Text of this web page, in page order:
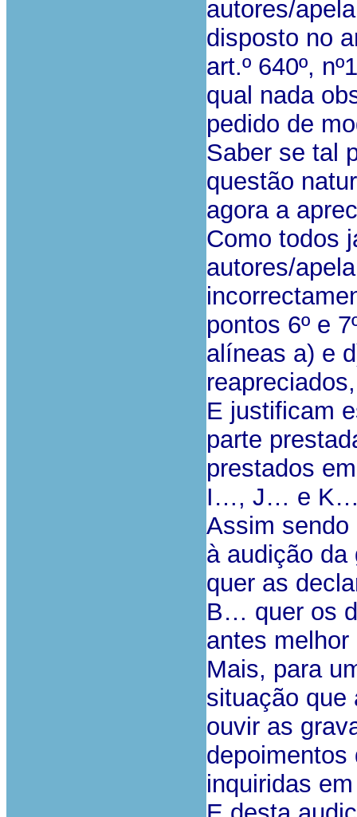
autores/
disposto no
art.º 640º,
qual nada
pedido de
Saber se tal
questão
agora a
Como todos
autores/
pontos 6º e
alíneas a) e
E justificam
parte
prestados
I…, J… e
Assim sendo
à audição da
quer as
B… quer os
antes
Mais, para
situação que
ouvir as
inquiridas